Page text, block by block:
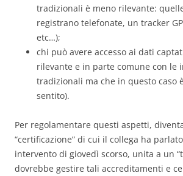
tradizionali è meno rilevante:
registrano telefonate, un tracker
etc…);
chi può avere accesso ai dati
rilevante e in parte comune con le
tradizionali ma che in questo caso
sentito).
Per regolamentare questi aspetti,
“certificazione” di cui il collega ha
intervento di giovedì scorso, unita a un
dovrebbe gestire tali accreditamenti e